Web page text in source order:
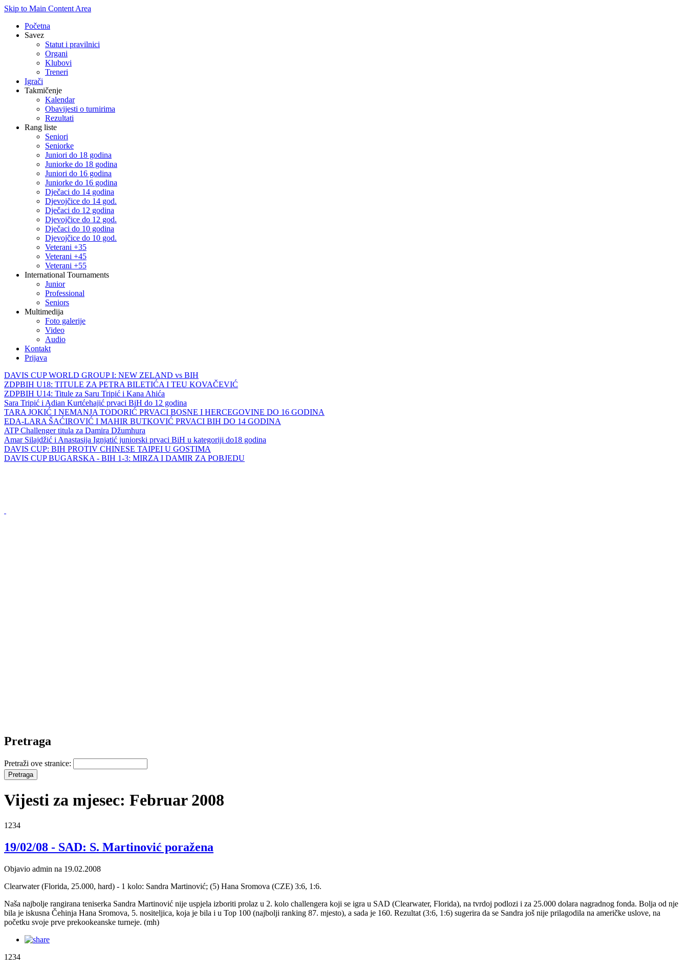
Skip to Main Content Area
Početna
Savez
Statut i pravilnici
Organi
Klubovi
Treneri
Igrači
Takmičenje
Kalendar
Obavijesti o turnirima
Rezultati
Rang liste
Seniori
Seniorke
Juniori do 18 godina
Juniorke do 18 godina
Juniori do 16 godina
Juniorke do 16 godina
Dječaci do 14 godina
Djevojčice do 14 god.
Dječaci do 12 godina
Djevojčice do 12 god.
Dječaci do 10 godina
Djevojčice do 10 god.
Veterani +35
Veterani +45
Veterani +55
International Tournaments
Junior
Professional
Seniors
Multimedija
Foto galerije
Video
Audio
Kontakt
Prijava
DAVIS CUP WORLD GROUP I: NEW ZELAND vs BIH
ZDPBIH U18: TITULE ZA PETRA BILETIĆA I TEU KOVAČEVIĆ
ZDPBIH U14: Titule za Saru Tripić i Kana Ahića
Sara Tripić i Adian Kurtćehajić prvaci BiH do 12 godina
TARA JOKIĆ I NEMANJA TODORIĆ PRVACI BOSNE I HERCEGOVINE DO 16 GODINA
EDA-LARA ŠAĆIROVIĆ I MAHIR BUTKOVIĆ PRVACI BIH DO 14 GODINA
ATP Challenger titula za Damira Džumhura
Amar Silajdžić i Anastasija Ignjatić juniorski prvaci BiH u kategoriji do18 godina
DAVIS CUP: BIH PROTIV CHINESE TAIPEI U GOSTIMA
DAVIS CUP BUGARSKA - BIH 1-3: MIRZA I DAMIR ZA POBJEDU
Pretraga
Pretraži ove stranice:
Vijesti za mjesec: Februar 2008
1234
19/02/08 - SAD: S. Martinović poražena
Objavio admin na 19.02.2008
Clearwater (Florida, 25.000, hard) - 1 kolo: Sandra Martinović; (5) Hana Sromova (CZE) 3:6, 1:6.
Naša najbolje rangirana teniserka Sandra Martinović nije uspjela izboriti prolaz u 2. kolo challengera koji se igra u SAD (Clearwater, Florida), na tvrdoj podlozi i za 25.000 dolara nagradnog fonda. Bolja od nje
bila je iskusna Čehinja Hana Sromova, 5. nositeljica, koja je bila i u Top 100 (najbolji ranking 87. mjesto), a sada je 160. Rezultat (3:6, 1:6) sugerira da se Sandra još nije prilagodila na američke uslove, na
početku svoje prve prekookeanske turneje. (mh)
1234